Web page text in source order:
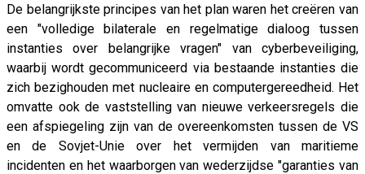
De belangrijkste principes van het plan waren het creëren van
een "volledige bilaterale en regelmatige dialoog tussen
instanties over belangrijke vragen" van cyberbeveiliging,
waarbij wordt gecommuniceerd via bestaande instanties die
zich bezighouden met nucleaire en computergereedheid. Het
omvatte ook de vaststelling van nieuwe verkeersregels die
een afspiegeling zijn van de overeenkomsten tussen de VS
en de Sovjet-Unie over het vermijden van maritieme
incidenten en het waarborgen van wederzijdse "garanties van